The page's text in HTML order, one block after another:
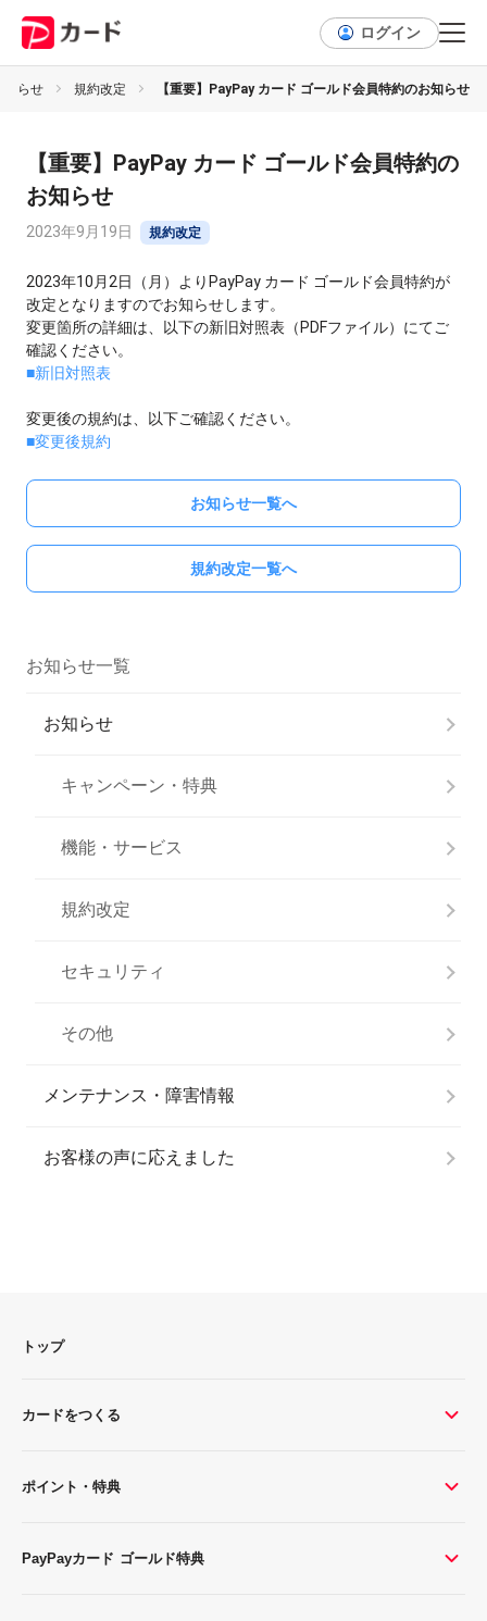
ログイン
知らせ 規約改定 【重要】PayPay カード ゴールド会員特約のお知らせ
【重要】PayPay カード ゴールド会員特約の
お知らせ
2023年9月19日 規約改定
2023年10月2日（月）よりPayPay カード ゴールド会員特約が
改定となりますのでお知らせします。
変更箇所の詳細は、以下の新旧対照表（PDFファイル）にてご
確認ください。
■新旧対照表
変更後の規約は、以下ご確認ください。
■変更後規約
お知らせ一覧へ
規約改定一覧へ
お知らせ一覧
お知らせ
キャンペーン・特典
機能・サービス
規約改定
セキュリティ
その他
メンテナンス・障害情報
お客様の声に応えました
トップ
カードをつくる
ポイント・特典
PayPayカード ゴールド特典